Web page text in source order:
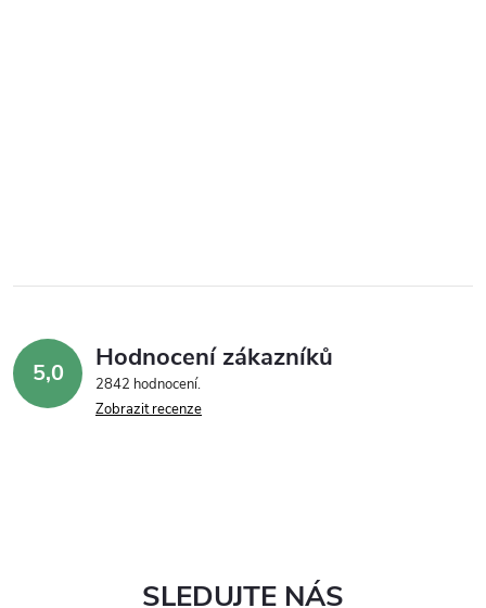
5,0 Hodnocení zákazníků
2842 hodnocení
Zobrazit recenze
SLEDUJTE NÁS